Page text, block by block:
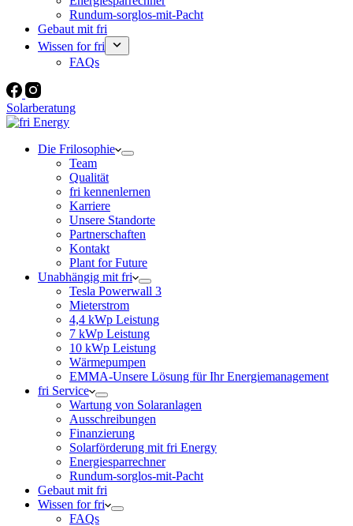
Rundum-sorglos-mit-Pacht
Gebaut mit fri
Wissen for fri
FAQs
Solarberatung
Die Frilosophie
Team
Qualität
fri kennenlernen
Karriere
Unsere Standorte
Partnerschaften
Kontakt
Plant for Future
Unabhängig mit fri
Tesla Powerwall 3
Mieterstrom
4,4 kWp Leistung
7 kWp Leistung
10 kWp Leistung
Wärmepumpen
EMMA-Unsere Lösung für Ihr Energiemanagement
fri Service
Wartung von Solaranlagen
Ausschreibungen
Finanzierung
Solarförderung mit fri Energy
Energiesparrechner
Rundum-sorglos-mit-Pacht
Gebaut mit fri
Wissen for fri
FAQs